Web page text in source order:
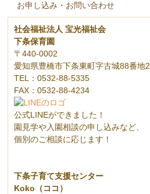
お申し込み・お問い合わせ
社会福祉法人 宝光福祉会
下条保育園
〒440-0002
愛知県豊橋市下条東町字古城88番地2
TEL：0532-88-5335
FAX：0532-88-4234
公式LINEができました！
園見学や入園相談の申し込みなど、
個別のご相談に応じます！
下条子育て支援センター
Koko（ココ）